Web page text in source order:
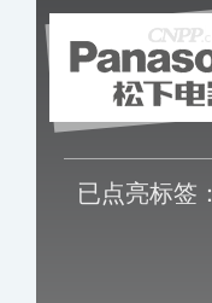
已点亮标签：